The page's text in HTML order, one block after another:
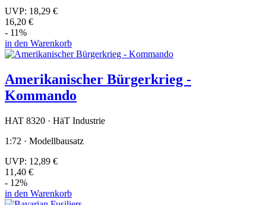
UVP: 18,29 €
16,20 €
- 11%
in den Warenkorb
Amerikanischer Bürgerkrieg -
Kommando
HAT 8320 · HäT Industrie
1:72 · Modellbausatz
UVP: 12,89 €
11,40 €
- 12%
in den Warenkorb